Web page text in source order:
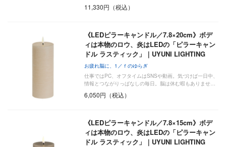
11,330円（税込）
《LEDピラーキャンドル／7.8×20cm》ボデ
ィは本物のロウ、炎はLEDの「ピラーキャン
ドル ラスティック」｜UYUNI LIGHTING
お疲れ脳に、1／ｆのゆらぎ
仕事ではPC、オフタイムはSNSや動画。気づけば一日中、
情報とつながりっぱなしの毎日。脳は休む暇もありませ…
6,050円（税込）
《LEDピラーキャンドル／7.8×15cm》ボデ
ィは本物のロウ、炎はLEDの「ピラーキャン
ドル ラスティック」｜UYUNI LIGHTING